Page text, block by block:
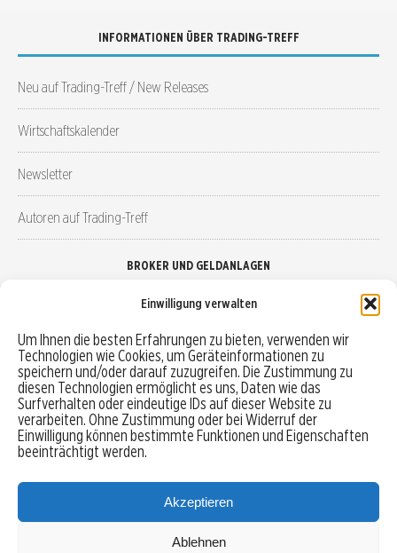
Einwilligung verwalten
Um Ihnen die besten Erfahrungen zu bieten, verwenden wir
Technologien wie Cookies, um Geräteinformationen zu
speichern und/oder darauf zuzugreifen. Die Zustimmung zu
diesen Technologien ermöglicht es uns, Daten wie das
Surfverhalten oder eindeutige IDs auf dieser Website zu
verarbeiten. Ohne Zustimmung oder bei Widerruf der
Einwilligung können bestimmte Funktionen und Eigenschaften
beeinträchtigt werden.
Akzeptieren
Ablehnen
INFORMATIONEN ÜBER TRADING-TREFF
Neu auf Trading-Treff / New Releases
Wirtschaftskalender
Newsletter
Autoren auf Trading-Treff
BROKER UND GELDANLAGEN
Robo-Advisor vergleichen
Depotvergleich
Festgeld vergleichen
Tagesgeld vergleichen